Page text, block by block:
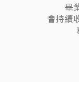
畢
會持續